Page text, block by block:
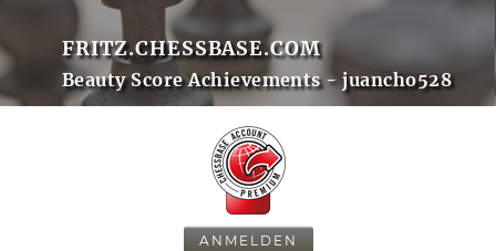
FRITZ.CHESSBASE.COM
Beauty Score Achievements - juancho528
ANMELDEN